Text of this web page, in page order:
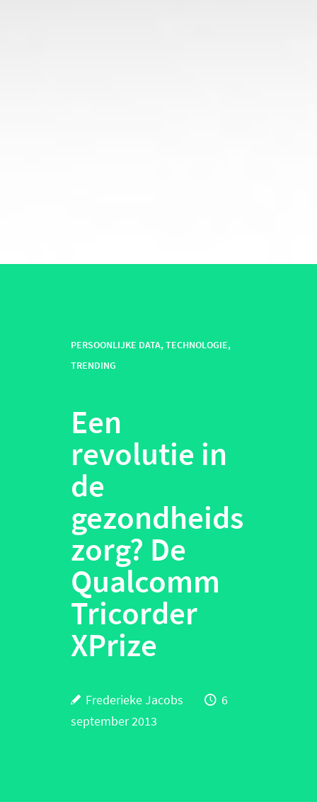
PERSOONLIJKE DATA,TECHNOLOGIE,
TRENDING
Een
revolutie in
de
gezondheids
zorg? De
Qualcomm
Tricorder
XPrize
Frederieke Jacobs
6
september 2013